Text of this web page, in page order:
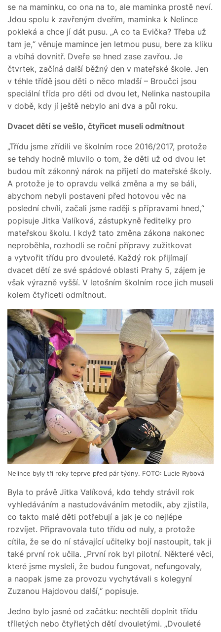
se na maminku, co ona na to, ale maminka prostě neví.
Jdou spolu k zavřeným dveřím, maminka k Nelince
pokleká a chce jí dát pusu. „A co ta Evička? Třeba už
tam je,“ věnuje mamince jen letmou pusu, bere za kliku
a vbíhá dovnitř. Dveře se hned zase zavřou. Je
čtvrtek, začíná další běžný den v mateřské škole. Jen
v téhle třídě jsou děti o něco mladší – Broučci jsou
speciální třída pro děti od dvou let, Nelinka nastoupila
v době, kdy jí ještě nebylo ani dva a půl roku.
Dvacet dětí se vešlo, čtyřicet museli odmítnout
„Třídu jsme zřídili ve školním roce 2016/2017, protože
se tehdy hodně mluvilo o tom, že děti už od dvou let
budou mít zákonný nárok na přijetí do mateřské školy.
A protože je to opravdu velká změna a my se báli,
abychom nebyli postaveni před hotovou věc na
poslední chvíli, začali jsme raději s přípravami hned,“
popisuje Jitka Valíková, zástupkyně ředitelky pro
mateřskou školu. I když tato změna zákona nakonec
neproběhla, rozhodli se roční přípravy zužitkovat
a vytvořit třídu pro dvouleté. Každý rok přijímají
dvacet dětí ze své spádové oblasti Prahy 5, zájem je
však výrazně vyšší. V letošním školním roce jich museli
kolem čtyřiceti odmítnout.
Nelince byly tři roky teprve před pár týdny. FOTO: Lucie Rybová
Byla to právě Jitka Valíková, kdo tehdy strávil rok
vyhledáváním a nastudováváním metodik, aby zjistila,
co takto malé děti potřebují a jak je co nejlépe
rozvíjet. Připravovala tuto třídu od nuly, a protože
cítila, že se do ní stávající učitelky bojí nastoupit, tak ji
také první rok učila. „První rok byl pilotní. Některé věci,
které jsme mysleli, že budou fungovat, nefungovaly,
a naopak jsme za provozu vychytávali s kolegyní
Zuzanou Hajdovou další,“ popisuje.
Jedno bylo jasné od začátku: nechtěli doplnit třídu
tříletých nebo čtyřletých dětí dvouletými. „Dvouleté